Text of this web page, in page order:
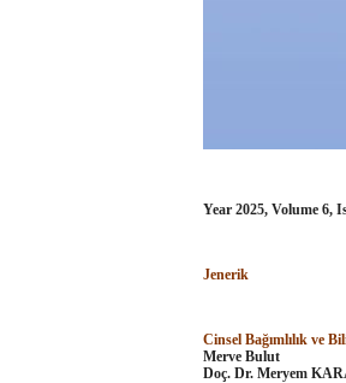
Year 2025, Volume 6,
Jenerik
Cinsel Bağımlılık ve
Merve Bulut
Doç. Dr. Meryem